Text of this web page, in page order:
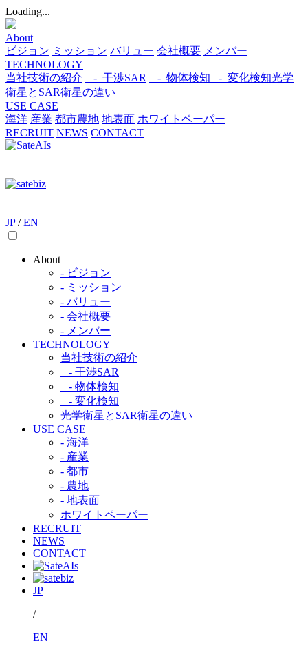
Loading...
About
ビジョン ミッション バリュー 会社概要 メンバー
TECHNOLOGY
当社技術の紹介
- 干渉SAR - 物体検知​ - 変化検知​光学
衛星とSAR衛星の違い
USE CASE
海洋 産業 都市​農地 地表面 ホワイトペーパー
RECRUIT NEWS CONTACT
JP / EN
About
- ビジョン
- ミッション
- バリュー
- 会社概要
- メンバー
TECHNOLOGY
当社技術の紹介​
- 干渉SAR​
- 物体検知​
- 変化検知​
光学衛星とSAR衛星の違い​
USE CASE
- 海洋
- 産業
- 都市​
- 農地
- 地表面
ホワイトペーパー
RECRUIT
NEWS
CONTACT
JP
/
EN